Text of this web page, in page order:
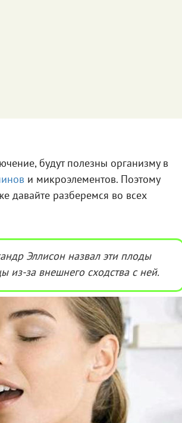
будут полезны организму в
и микроэлементов. Поэтому
давайте разберемся во всех
Эллисон назвал эти плоды
из-за внешнего сходства с ней.